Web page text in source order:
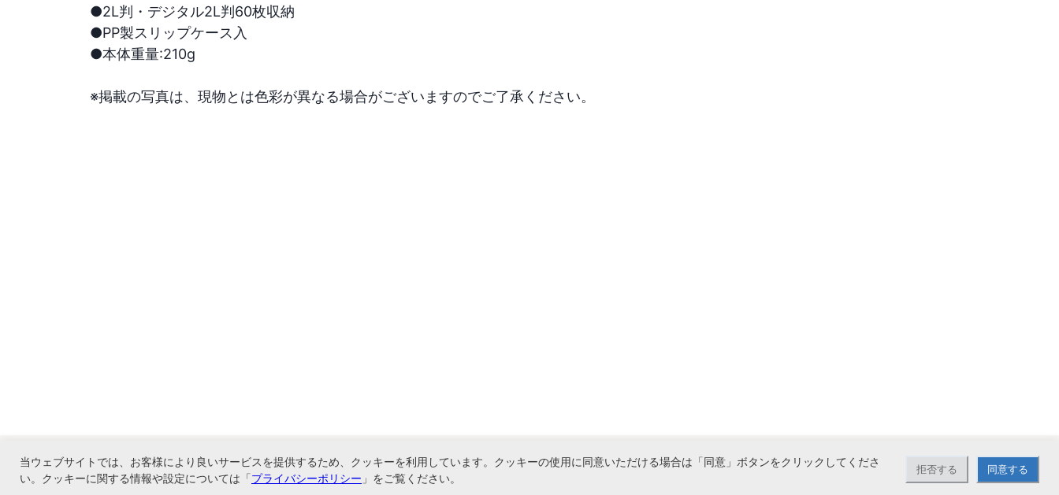
●2L判・デジタル2L判60枚収納
●PP製スリップケース入
●本体重量:210g
※掲載の写真は、現物とは色彩が異なる場合がございますのでご了承ください。
当ウェブサイトでは、お客様により良いサービスを提供するため、クッキーを利用しています。クッキーの使用に同意いただける場合は「同意」ボタンをクリックしてくださ
い。クッキーに関する情報や設定については「プライバシーポリシー 」をご覧ください。
拒否する 同意する